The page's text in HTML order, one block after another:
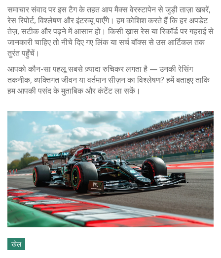
समाचार संवाद पर इस टैग के तहत आप मैक्स वेरस्टापेन से जुड़ी ताज़ा खबरें,
रेस रिपोर्ट, विश्लेषण और इंटरव्यू पाएँगे। हम कोशिश करते हैं कि हर अपडेट
तेज़, सटीक और पढ़ने में आसान हो। किसी ख़ास रेस या रिकॉर्ड पर गहराई से
जानकारी चाहिए तो नीचे दिए गए लिंक या सर्च बॉक्स से उस आर्टिकल तक
तुरंत पहुँचें।
आपको कौन-सा पहलू सबसे ज़्यादा रुचिकर लगता है — उनकी रेसिंग
तकनीक, व्यक्तिगत जीवन या वर्तमान सीज़न का विश्लेषण? हमें बताइए ताकि
हम आपकी पसंद के मुताबिक और कंटेंट ला सकें।
खेल